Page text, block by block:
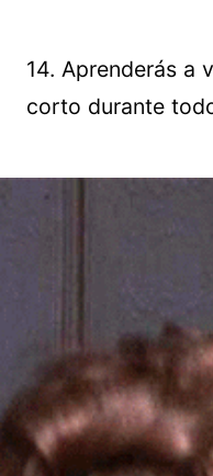
14. Aprenderás a
corto durante